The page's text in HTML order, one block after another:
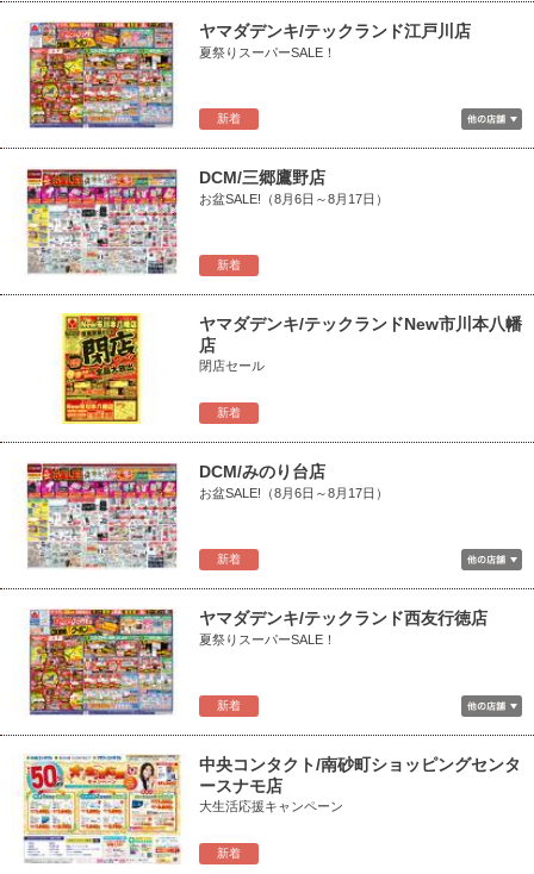
新着
ヤマダデンキ/テックランド江戸川店
夏祭りスーパーSALE！
新着
DCM/三郷鷹野店
お盆SALE!（8月6日～8月17日）
新着
ヤマダデンキ/テックランドNew市川本八幡
店
閉店セール
新着
DCM/みのり台店
お盆SALE!（8月6日～8月17日）
新着
ヤマダデンキ/テックランド西友行徳店
夏祭りスーパーSALE！
新着
中央コンタクト/南砂町ショッピングセンタ
ースナモ店
大生活応援キャンペーン